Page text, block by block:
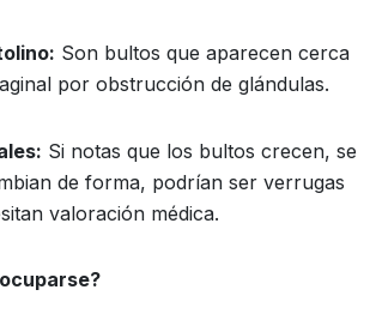
Son bultos que aparecen cerca
por obstrucción de glándulas.
Si notas que los bultos crecen, se
de forma, podrían ser verrugas
valoración médica.